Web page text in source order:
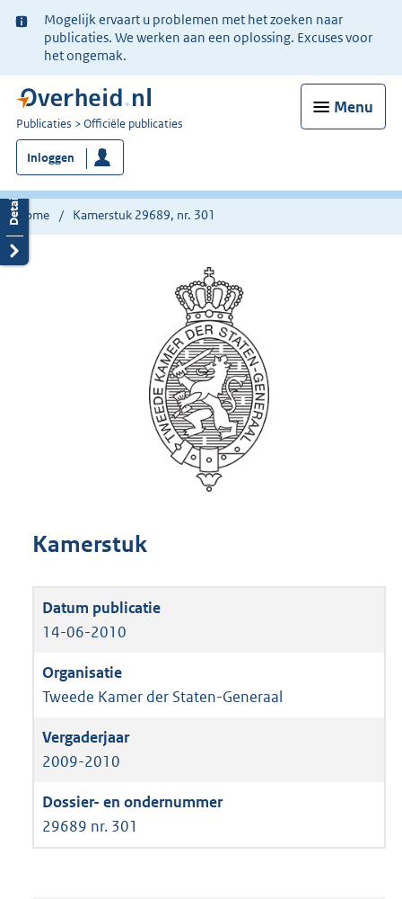
Ter
informatie:
Mogelijk ervaart u problemen met het zoeken naar
publicaties. We werken aan een oplossing. Excuses voor
het ongemak.
Menu
U
bent
nu
hier:
Publicaties Officiële publicaties
Inloggen
Home Kamerstuk 29689, nr. 301
Kamerstuk
14-06-2010
Tweede Kamer der Staten-Generaal
2009-2010
29689 nr. 301